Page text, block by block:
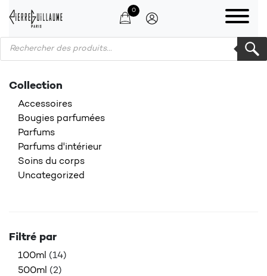
0
Products search
Collection
Accessoires
Bougies parfumées
Parfums
Parfums d'intérieur
Soins du corps
Uncategorized
Filtré par
100ml (14)
500ml (2)